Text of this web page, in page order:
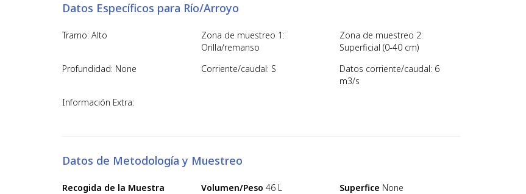
Datos Específicos para Río/Arroyo
Tramo: Alto
Zona de muestreo 1:
Orilla/remanso
Zona de muestreo 2:
Superficial (0-40 cm)
Profundidad: None
Corriente/caudal: S
Datos corriente/caudal: 6
m3/s
Información Extra:
Datos de Metodología y Muestreo
Recogida de la Muestra
Volumen/Peso 46 L Superfice None